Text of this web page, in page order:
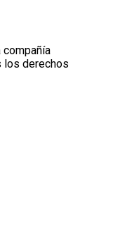
compañía
los derechos